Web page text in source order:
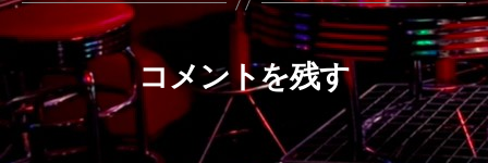
コメントを残す